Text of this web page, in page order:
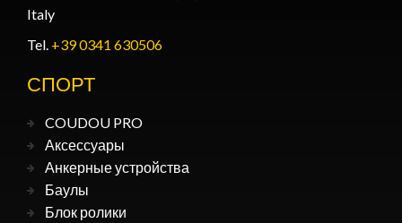
Italy
Tel. +39 0341 630506
СПОРТ
COUDOU PRO
Аксессуары
Анкерные устройства
Баулы
Блок ролики